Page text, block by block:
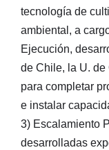
tecnología de
ambiental, a
Ejecución,
de Chile, la U.
para completar
e instalar
3) Escalamiento
desarrolladas